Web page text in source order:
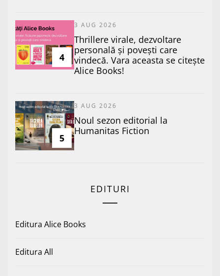
4
3 AUG 2026
Thrillere virale, dezvoltare
personală și povești care
vindecă. Vara aceasta se citește
Alice Books!
5
3 AUG 2026
​Noul sezon editorial la
Humanitas Fiction
EDITURI
Editura Alice Books
Editura All